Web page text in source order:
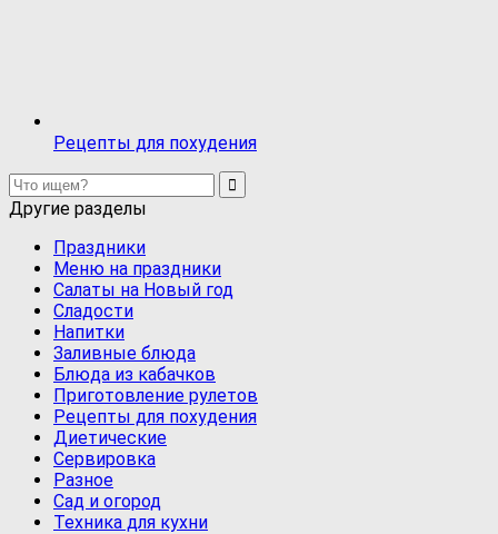
Рецепты для похудения
Другие разделы
Праздники
Меню на праздники
Салаты на Новый год
Сладости
Напитки
Заливные блюда
Блюда из кабачков
Приготовление рулетов
Рецепты для похудения
Диетические
Сервировка
Разное
Сад и огород
Техника для кухни